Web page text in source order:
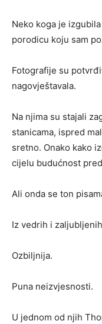
Neko koga je
porodicu koju sam
Fotografije su
nagovještavala.
Na njima su stajali
stanicama, ispred
sretno. Onako kako
cijelu budućnost
Ali onda se ton
Iz vedrih i
Ozbiljnija.
Puna neizvjesnosti.
U jednom od njih